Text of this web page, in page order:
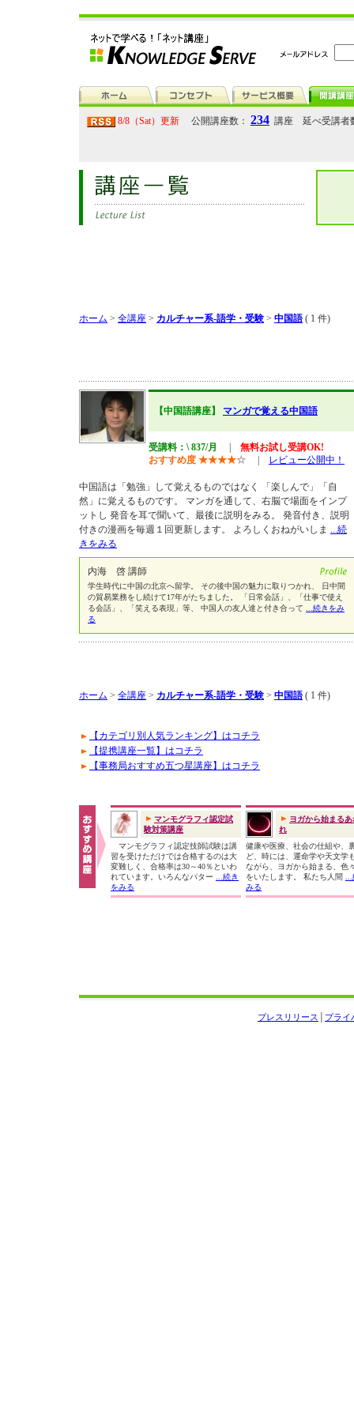
8/8（Sat）更新 公開講座数： 234 講座 延べ受講者
ホーム > 全講座 > カルチャー系-語学・受験 > 中国語 ( 1 件)
【中国語講座】 マンガで覚える中国語
受講料：\ 837/月
無料お試し受講OK!
おすすめ度 ★★★★☆ レビュー公開中！
中国語は「勉強」して覚えるものではなく 「楽しんで」「自
然」に覚えるものです。 マンガを通して、右脳で場面をインプ
ットし 発音を耳で聞いて、最後に説明をみる。 発音付き、説明
付きの漫画を毎週１回更新します。 よろしくおねがいしま ...続
きをみる
内海 啓 講師
学生時代に中国の北京へ留学。 その後中国の魅力に取りつかれ、 日中間
の貿易業務をし続けて17年がたちました。 「日常会話」、「仕事で使え
る会話」、「笑える表現」等、 中国人の友人達と付き合って
...続きをみ
る
ホーム > 全講座 > カルチャー系-語学・受験 > 中国語 ( 1 件)
【カテゴリ別人気ランキング】はコチラ
【提携講座一覧】はコチラ
【事務局おすすめ五つ星講座】はコチラ
マンモグラフィ認定試
験対策講座
マンモグラフィ認定技師試験は講
習を受けただけでは合格するのは大
変難しく、合格率は30～40％といわ
れています。いろんなパター
...続き
をみる
ヨガから始まるあ
れ
健康や医療、社会の仕組や、
ど、時には、運命学や天文学
ながら、ヨガから始まる、色
をいたします。 私たち人間
みる
プライ
プレスリリース